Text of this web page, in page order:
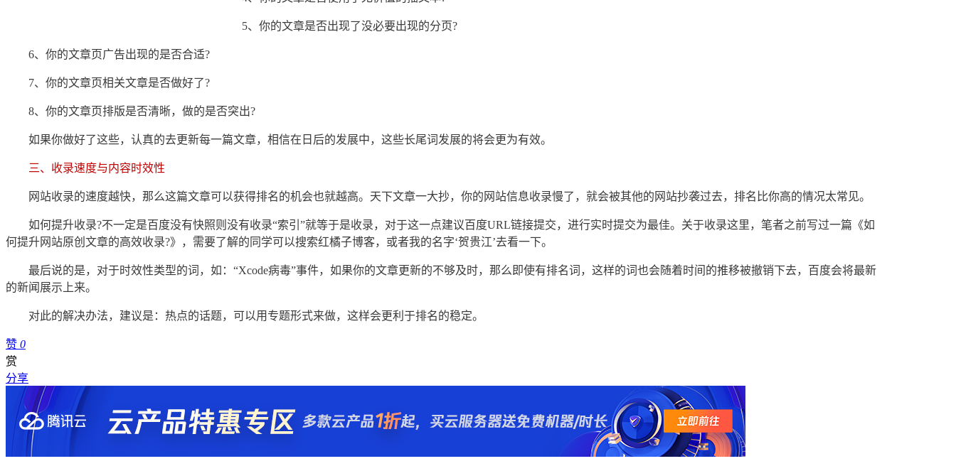
5、你的文章是否出现了没必要出现的分页?
6、你的文章页广告出现的是否合适?
7、你的文章页相关文章是否做好了?
8、你的文章页排版是否清晰，做的是否突出?
如果你做好了这些，认真的去更新每一篇文章，相信在日后的发展中，这些长尾词发展的将会更为有效。
三、收录速度与内容时效性
网站收录的速度越快，那么这篇文章可以获得排名的机会也就越高。天下文章一大抄，你的网站信息收录慢了，就会被其他的网站抄袭过去，排名比你高的情况太常见。
如何提升收录?不一定是百度没有快照则没有收录“索引”就等于是收录，对于这一点建议百度URL链接提交，进行实时提交为最佳。关于收录这里，笔者之前写过一篇《如
何提升网站原创文章的高效收录?》，需要了解的同学可以搜索红橘子博客，或者我的名字‘贺贵江’去看一下。
最后说的是，对于时效性类型的词，如：“Xcode病毒”事件，如果你的文章更新的不够及时，那么即使有排名词，这样的词也会随着时间的推移被撤销下去，百度会将最新
的新闻展示上来。
对此的解决办法，建议是：热点的话题，可以用专题形式来做，这样会更利于排名的稳定。
赞 0
赏
分享